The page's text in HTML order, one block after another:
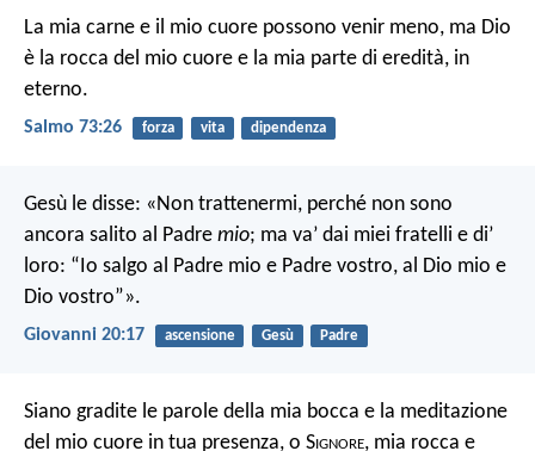
La mia carne e il mio cuore possono venir meno, ma Dio
è la rocca del mio cuore e la mia parte di eredità, in
eterno.
Salmo 73:26 forza vita dipendenza
Gesù le disse: «Non trattenermi, perché non sono
ancora salito al Padre mio; ma va’ dai miei fratelli e di’
loro: “Io salgo al Padre mio e Padre vostro, al Dio mio e
Dio vostro”».
Giovanni 20:17 ascensione Gesù Padre
Siano gradite le parole della mia bocca e la meditazione
del mio cuore in tua presenza, o Signore, mia rocca e